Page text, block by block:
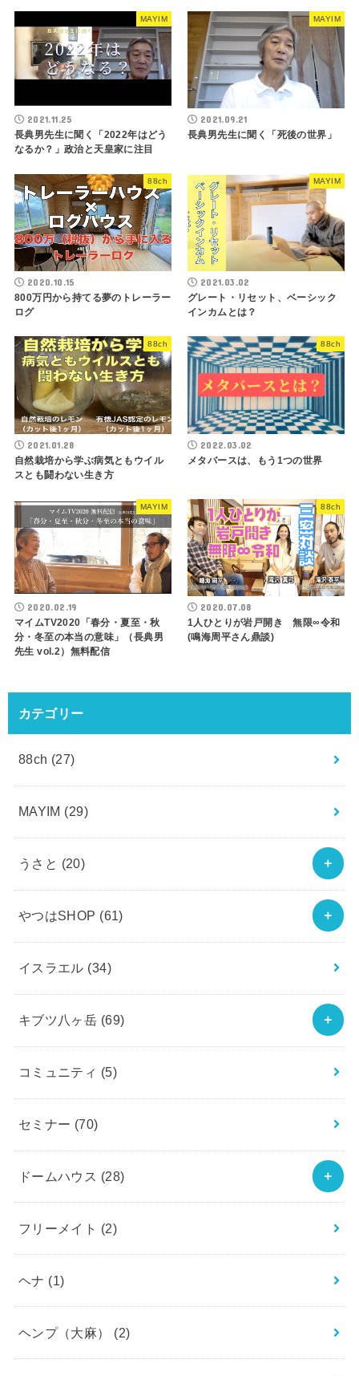
MAYIM
2021.11.25
長典男先生に聞く「2022年はどう
なるか？」政治と天皇家に注目
MAYIM
2021.09.21
長典男先生に聞く「死後の世界」
88ch
2020.10.15
800万円から持てる夢のトレーラー
ログ
MAYIM
2021.03.02
グレート・リセット、ベーシック
インカムとは？
88ch
2021.01.28
自然栽培から学ぶ病気ともウイル
スとも闘わない生き方
88ch
2022.03.02
メタバースは、もう1つの世界
MAYIM
2020.02.19
マイムTV2020「春分・夏至・秋
分・冬至の本当の意味」（長典男
先生 vol.2）無料配信
88ch
2020.07.08
1人ひとりが岩戸開き 無限∞令和
(鳴海周平さん鼎談)
カテゴリー
88ch (27)
MAYIM (29)
うさと (20)
やつはSHOP (61)
イスラエル (34)
キブツ八ヶ岳 (69)
コミュニティ (5)
セミナー (70)
ドームハウス (28)
フリーメイト (2)
ヘナ (1)
ヘンプ（大麻） (2)